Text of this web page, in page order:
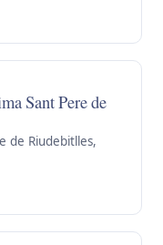
Sant Pere de
de Riudebitlles,